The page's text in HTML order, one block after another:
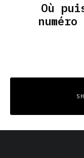
Où